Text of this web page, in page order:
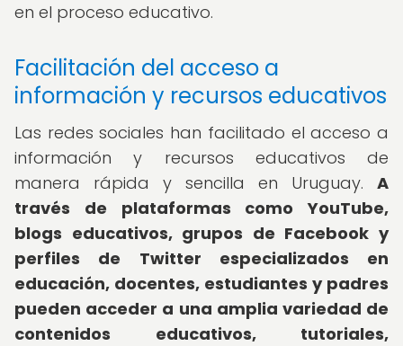
en el proceso educativo.
Facilitación del acceso a
información y recursos educativos
Las redes sociales han facilitado el acceso a
información y recursos educativos de
manera rápida y sencilla en Uruguay. A
través de plataformas como YouTube,
blogs educativos, grupos de Facebook y
perfiles de Twitter especializados en
educación, docentes, estudiantes y padres
pueden acceder a una amplia variedad de
contenidos educativos, tutoriales,